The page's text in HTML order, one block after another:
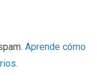
Aprende cómo
.